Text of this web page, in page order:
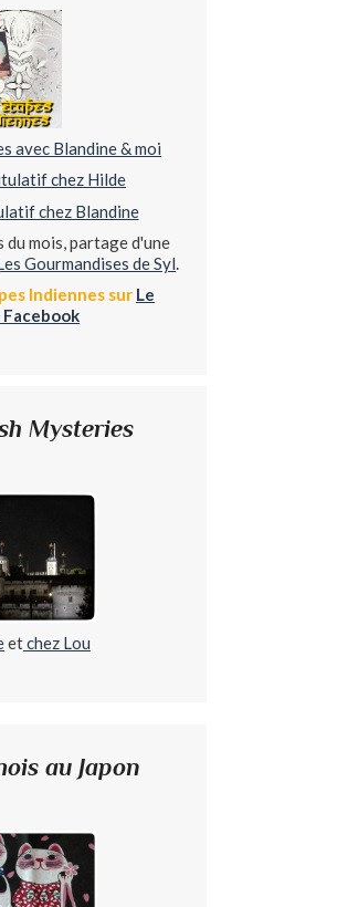
avec Blandine & moi
chez Hilde
chez Blandine
du mois, partage d'une
Gourmandises de Syl.
Indiennes sur Le
Mysteries
etchez Lou
au Japon